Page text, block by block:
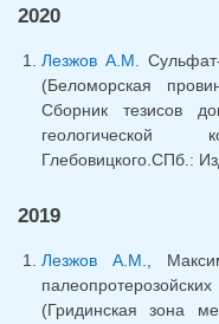
2020
Лезжов А.М.
(Беломорская
Сборник тезисов
Глебовицкого.СПб.:
2019
Лезжов А.М.,
(Гридинская зона